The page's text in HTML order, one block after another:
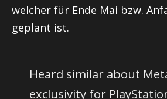
welcher für Ende Mai bzw.
geplant ist.
Heard similar about
exclusivity for